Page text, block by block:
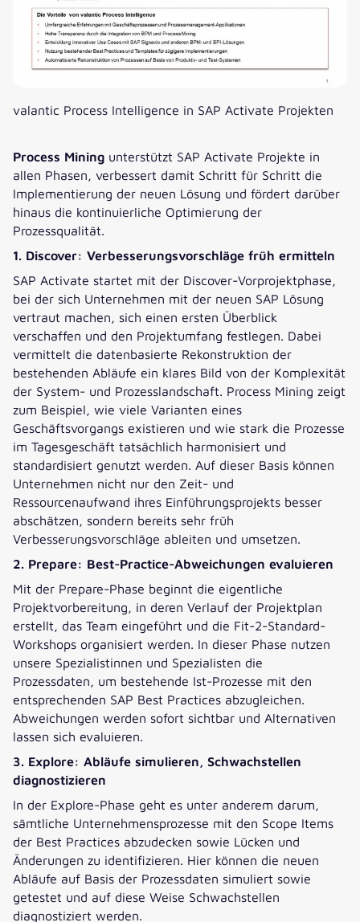
valantic Process Intelligence in SAP Activate Projekten
Process Mining unterstützt SAP Activate Projekte in
allen Phasen, verbessert damit Schritt für Schritt die
Implementierung der neuen Lösung und fördert darüber
hinaus die kontinuierliche Optimierung der
Prozessqualität.
1. Discover: Verbesserungsvorschläge früh ermitteln
SAP Activate startet mit der Discover-Vorprojektphase,
bei der sich Unternehmen mit der neuen SAP Lösung
vertraut machen, sich einen ersten Überblick
verschaffen und den Projektumfang festlegen. Dabei
vermittelt die datenbasierte Rekonstruktion der
bestehenden Abläufe ein klares Bild von der Komplexität
der System- und Prozesslandschaft. Process Mining zeigt
zum Beispiel, wie viele Varianten eines
Geschäftsvorgangs existieren und wie stark die Prozesse
im Tagesgeschäft tatsächlich harmonisiert und
standardisiert genutzt werden. Auf dieser Basis können
Unternehmen nicht nur den Zeit- und
Ressourcenaufwand ihres Einführungsprojekts besser
abschätzen, sondern bereits sehr früh
Verbesserungsvorschläge ableiten und umsetzen.
2. Prepare: Best-Practice-Abweichungen evaluieren
Mit der Prepare-Phase beginnt die eigentliche
Projektvorbereitung, in deren Verlauf der Projektplan
erstellt, das Team eingeführt und die Fit-2-Standard-
Workshops organisiert werden. In dieser Phase nutzen
unsere Spezialistinnen und Spezialisten die
Prozessdaten, um bestehende Ist-Prozesse mit den
entsprechenden SAP Best Practices abzugleichen.
Abweichungen werden sofort sichtbar und Alternativen
lassen sich evaluieren.
3. Explore: Abläufe simulieren, Schwachstellen
diagnostizieren
In der Explore-Phase geht es unter anderem darum,
sämtliche Unternehmensprozesse mit den Scope Items
der Best Practices abzudecken sowie Lücken und
Änderungen zu identifizieren. Hier können die neuen
Abläufe auf Basis der Prozessdaten simuliert sowie
getestet und auf diese Weise Schwachstellen
diagnostiziert werden.